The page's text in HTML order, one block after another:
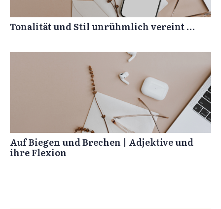
Tonalität und Stil unrühmlich vereint …
Auf Biegen und Brechen | Adjektive und
ihre Flexion